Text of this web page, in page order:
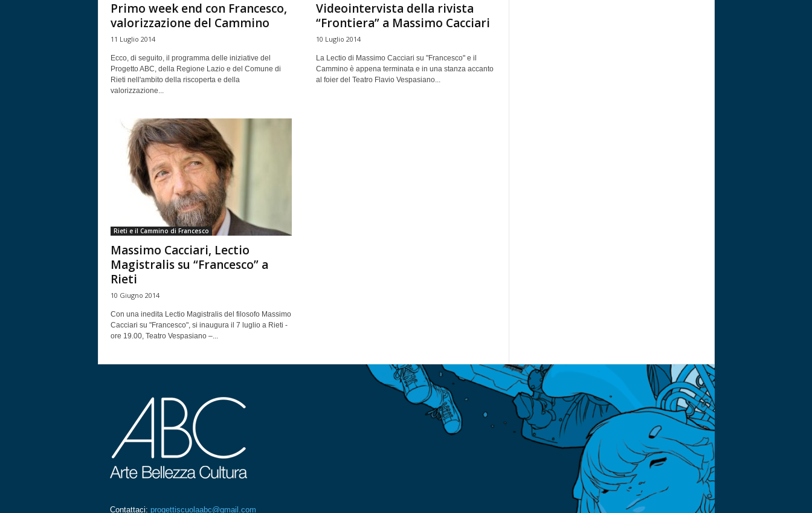
Primo week end con Francesco,
valorizzazione del Cammino
11 Luglio 2014
Ecco, di seguito, il programma delle iniziative del
Progetto ABC, della Regione Lazio e del Comune di
Rieti nell'ambito della riscoperta e della
valorizzazione...
Videointervista della rivista
“Frontiera” a Massimo Cacciari
10 Luglio 2014
La Lectio di Massimo Cacciari su "Francesco" e il
Cammino è appena terminata e in una stanza accanto
al foier del Teatro Flavio Vespasiano...
Rieti e il Cammino di Francesco
Massimo Cacciari, Lectio
Magistralis su “Francesco” a
Rieti
10 Giugno 2014
Con una inedita Lectio Magistralis del filosofo Massimo
Cacciari su "Francesco", si inaugura il 7 luglio a Rieti -
ore 19.00, Teatro Vespasiano –...
Contattaci: progettiscuolaabc@gmail.com